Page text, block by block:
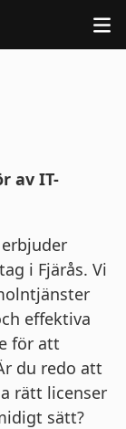
av IT-
i Fjärås. Vi
effektiva
för att
du redo att
rätt licenser
sätt?